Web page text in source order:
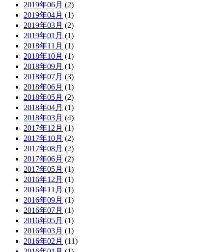
2019年06月 (2)
2019年04月 (1)
2019年03月 (2)
2019年01月 (1)
2018年11月 (1)
2018年10月 (1)
2018年09月 (1)
2018年07月 (3)
2018年06月 (1)
2018年05月 (2)
2018年04月 (1)
2018年03月 (4)
2017年12月 (1)
2017年10月 (2)
2017年08月 (2)
2017年06月 (2)
2017年05月 (1)
2016年12月 (1)
2016年11月 (1)
2016年09月 (1)
2016年07月 (1)
2016年05月 (1)
2016年03月 (1)
2016年02月 (11)